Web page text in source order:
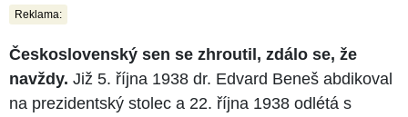
Reklama:
Československý sen se zhroutil, zdálo se, že
navždy. Již 5. října 1938 dr. Edvard Beneš abdikoval
na prezidentský stolec a 22. října 1938 odlétá s